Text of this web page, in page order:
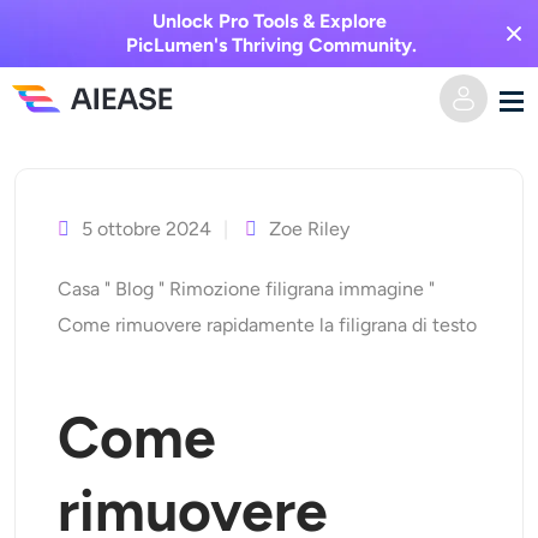
Unlock Pro Tools & Explore
PicLumen's Thriving Community.
AI Video
Da testo a video
Effetti video
Generatore di baci AI
Effetti video
Da immagine a immagine
Da testo a immagine
Strumenti di intelligenza artificiale
Editor e creatore di foto
Prezzi
contenuto5 ottobre 2024 Zoe Riley
Casa " Blog " Rimozione filigrana immagine "
Come rimuovere rapidamente la filigrana di testo
Come
rimuovere